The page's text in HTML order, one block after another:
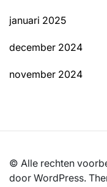
januari 2025
december 2024
november 2024
© Alle rechten
door WordPress.